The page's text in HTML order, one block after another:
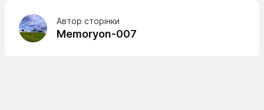
Автор сторінки
Memoryon-007